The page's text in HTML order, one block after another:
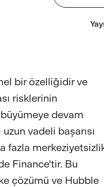
bir özelliğidir ve
risklerinin
devam
vadeli başarısı
fazla
Finance'tir. Bu
çözümü ve Hubble